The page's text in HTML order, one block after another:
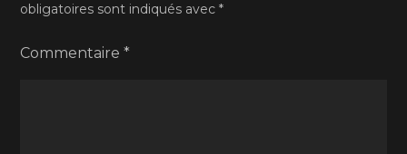
obligatoires sont indiqués avec*
Commentaire*